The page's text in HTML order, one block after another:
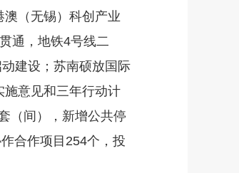
（无锡）科创产业
通，地铁4号线二
建设；苏南硕放国际
意见和三年行动计
（间），新增公共停
合作项目254个，投